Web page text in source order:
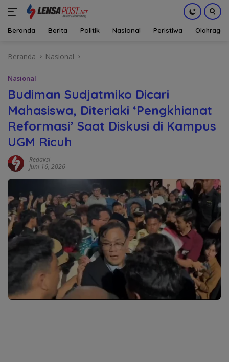
Beranda Berita Politik Nasional Peristiwa Olahraga
Beranda Nasional
Nasional
Budiman Sudjatmiko Dicari
Mahasiswa, Diteriaki ‘Pengkhianat
Reformasi’ Saat Diskusi di Kampus
UGM Ricuh
Redaksi
Juni 16, 2026